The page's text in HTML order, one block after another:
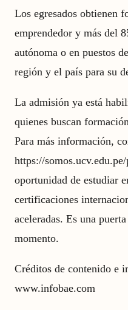
Los egresados obtienen
emprendedor y más del
autónoma o en puestos
región y el país para su
La admisión ya está
quienes buscan
Para más información,
https://
oportunidad de estudiar
certificaciones
aceleradas. Es una
momento.
Créditos de contenido e
www.infobae.com